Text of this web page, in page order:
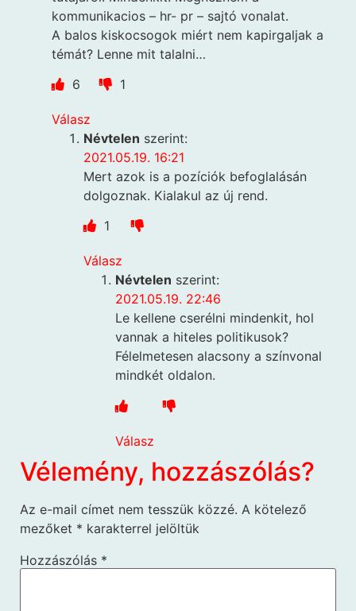
kommunikacios – hr- pr – sajtó vonalat.
A balos kiskocsogok miért nem kapirgaljak a
témát? Lenne mit talalni…
6
1
Válasz
Névtelen szerint:
2021.05.19. 16:21
Mert azok is a pozíciók befoglalásán
dolgoznak. Kialakul az új rend.
1
Válasz
Névtelen szerint:
2021.05.19. 22:46
Le kellene cserélni mindenkit, hol
vannak a hiteles politikusok?
Félelmetesen alacsony a színvonal
mindkét oldalon.
Válasz
Vélemény, hozzászólás?
Az e-mail címet nem tesszük közzé. A kötelező
mezőket * karakterrel jelöltük
Hozzászólás *